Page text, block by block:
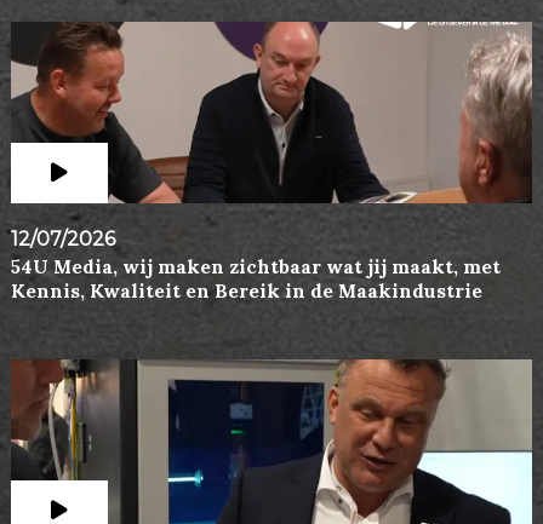
12/07/2026
54U Media, wij maken zichtbaar wat jij maakt, met
Kennis, Kwaliteit en Bereik in de Maakindustrie